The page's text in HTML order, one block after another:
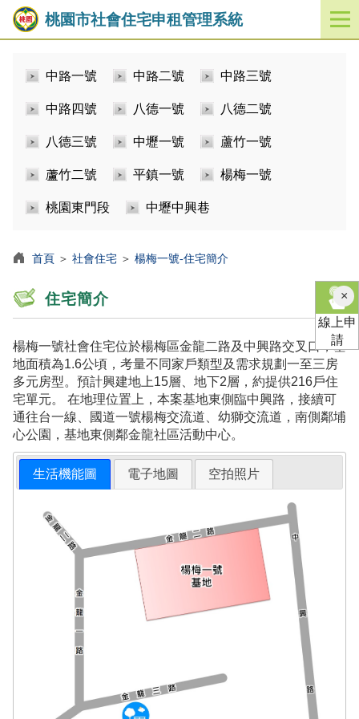
桃園市社會住宅申租管理系統
開
啟
中路一號 中路二號 中路三號
中路四號 八德一號 八德二號
八德三號 中壢一號 蘆竹一號
蘆竹二號 平鎮一號 楊梅一號
桃園東門段 中壢中興巷
首頁 ＞ 社會住宅 ＞ 楊梅一號-住宅簡介
住宅簡介
楊梅一號社會住宅位於楊梅區金龍二路及中興路交叉口，基
地面積為1.6公頃，考量不同家戶類型及需求規劃一至三房
多元房型。預計興建地上15層、地下2層，約提供216戶住
宅單元。 在地理位置上，本案基地東側臨中興路，接續可
通往台一線、國道一號楊梅交流道、幼獅交流道，南側鄰埔
心公園，基地東側鄰金龍社區活動中心。
生活機能圖 電子地圖 空拍照片
×關
閉
線上申
請